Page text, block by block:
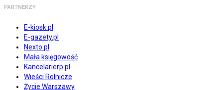
PARTNERZY
E-kiosk.pl
E-gazety.pl
Nexto.pl
Mała księgowość
Kancelarierp.pl
Wieści Rolnicze
Życie Warszawy